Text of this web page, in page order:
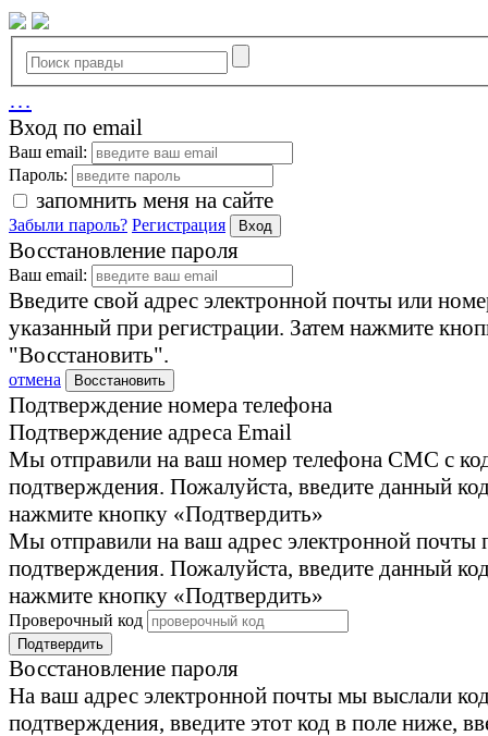
…
Вход по email
Ваш email:
Пароль:
запомнить меня на сайте
Забыли пароль? Регистрация Вход
Восстановление пароля
Ваш email:
Введите свой адрес электронной почты или
указанный при регистрации. Затем нажмите
"Восстановить".
отмена Восстановить
Подтверждение номера телефона
Подтверждение адреса Email
Мы отправили на ваш номер телефона СМС с
подтверждения. Пожалуйста, введите данный
нажмите кнопку «Подтвердить»
Мы отправили на ваш адрес электронной почты
подтверждения. Пожалуйста, введите данный
нажмите кнопку «Подтвердить»
Проверочный код
Подтвердить
Восстановление пароля
На ваш адрес электронной почты мы выслали
подтверждения, введите этот код в поле ниже,